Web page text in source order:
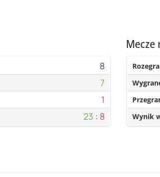
8
7
1
23 : 8
Mecze
Wynik